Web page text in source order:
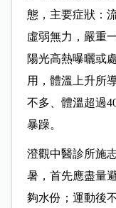
態，主要症狀：
虛弱無力，嚴重
陽光高熱曝曬或
用，體溫上升所
不多、體溫超過
暴躁。
澄觀中醫診所施
暑，首先應盡量
夠水份；運動後